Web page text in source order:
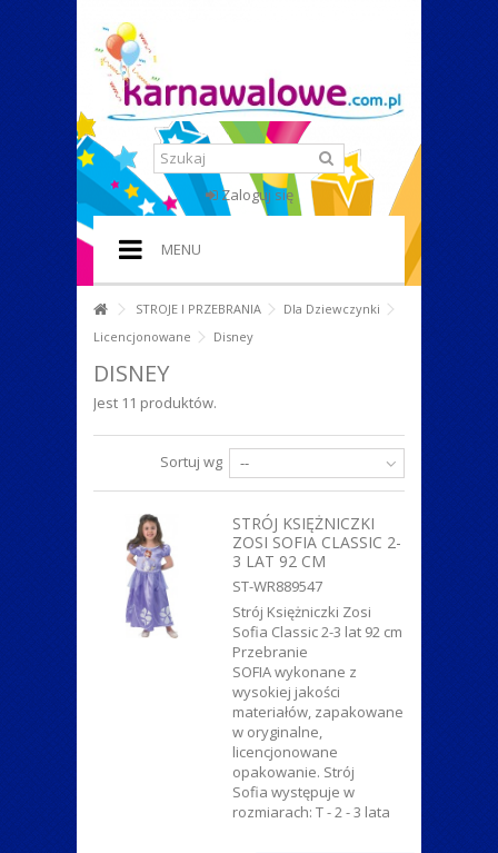
Zaloguj się
MENU
HOME
STROJE I PRZEBRANIA
+
IMPREZA W STYLU
+
ZWIERZĄTKA
STROJE I PRZEBRANIA
Dla Dziewczynki
Licencjonowane
Disney
DISNEY
Jest 11 produktów.
Sortuj wg --
STRÓJ KSIĘŻNICZKI
ZOSI SOFIA CLASSIC 2-
3 LAT 92 CM
ST-WR889547
Strój Księżniczki Zosi
Sofia Classic 2-3 lat 92 cm
Przebranie
SOFIA wykonane z
wysokiej jakości
materiałów, zapakowane
w oryginalne,
licencjonowane
opakowanie. Strój
Sofia występuje w
rozmiarach: T - 2 - 3 lata